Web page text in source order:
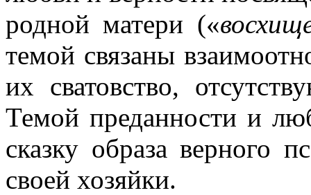
родной матери («
темой связаны
их сватовство,
Темой преданности и
сказку образа верного
своей хозяйки.